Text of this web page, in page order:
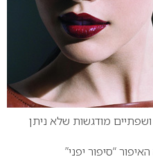
ושפתיים מודגשות שלא ניתן
“סיפור יפני”